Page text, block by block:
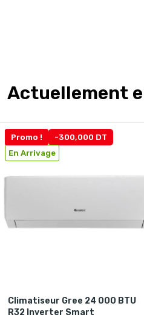
Actuellement
Promo !
-300,000 DT
En Arrivage
Climatiseur Gree 24 000 BTU
R32 Inverter Smart